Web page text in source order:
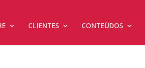
CLIENTES CONTEÚDOS